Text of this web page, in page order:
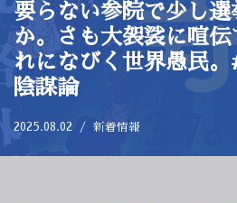
要らない参院で少し選
か。さも大袈裟に喧
れになびく世界愚民
陰謀論
2025.08.02 新着情報